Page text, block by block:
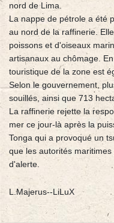
nord de Lima.
La nappe de pétrole a été
au nord de la raffinerie.
poissons et d'oiseaux
artisanaux au chômage.
touristique de la zone est
Selon le gouvernement,
souillés, ainsi que 713
La raffinerie rejette la
mer ce jour-là après la
Tonga qui a provoqué un
que les autorités
d'alerte.
L.Majerus--LiLuX